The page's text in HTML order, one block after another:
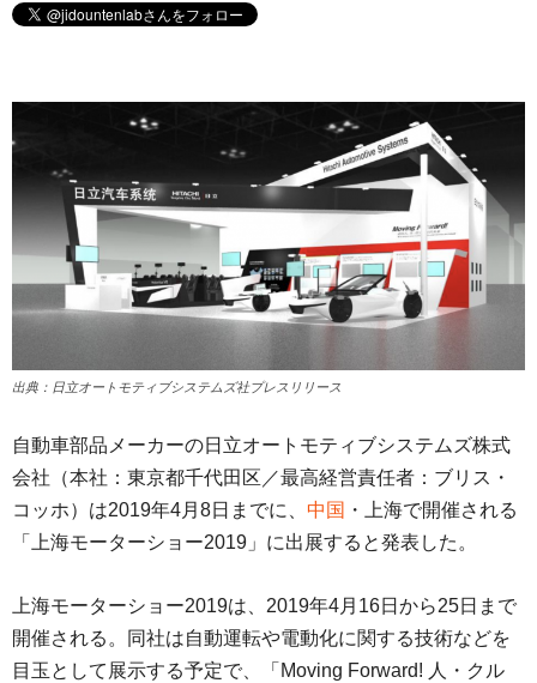
出典：日立オートモティブシステムズ社プレスリリース
自動車部品メーカーの日立オートモティブシステムズ株式
会社（本社：東京都千代田区／最高経営責任者：ブリス・
コッホ）は2019年4月8日までに、 中国 ・上海で開催される
「上海モーターショー2019」に出展すると発表した。
上海モーターショー2019は、2019年4月16日から25日まで
開催される。同社は自動運転や電動化に関する技術などを
目玉として展示する予定で、「Moving Forward! 人・クル